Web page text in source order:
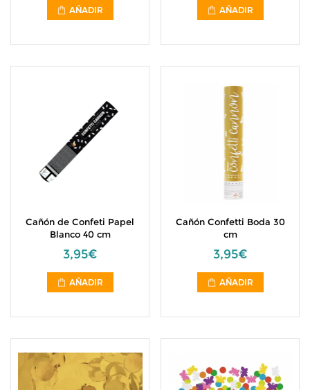
AÑADIR AÑADIR
Cañón de Confeti Papel
Blanco 40 cm
3,95€
AÑADIR
Cañón Confetti Boda 30
cm
3,95€
AÑADIR